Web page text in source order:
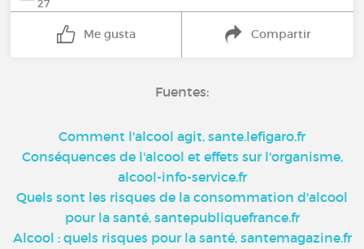
27
Me gusta Compartir
Fuentes:
Comment l'alcool agit, sante.lefigaro.fr
Conséquences de l'alcool et effets sur l'organisme,
alcool-info-service.fr
Quels sont les risques de la consommation d'alcool
pour la santé, santepubliquefrance.fr
Alcool : quels risques pour la santé, santemagazine.fr